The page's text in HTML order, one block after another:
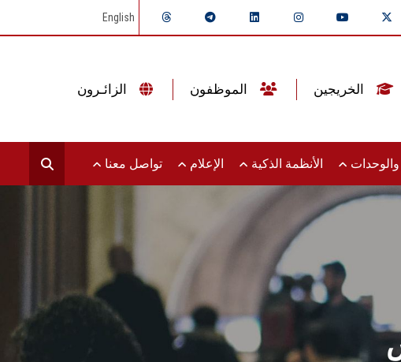
English
والوحدات الأنظمة الذكية الإعلام تواصل معنا